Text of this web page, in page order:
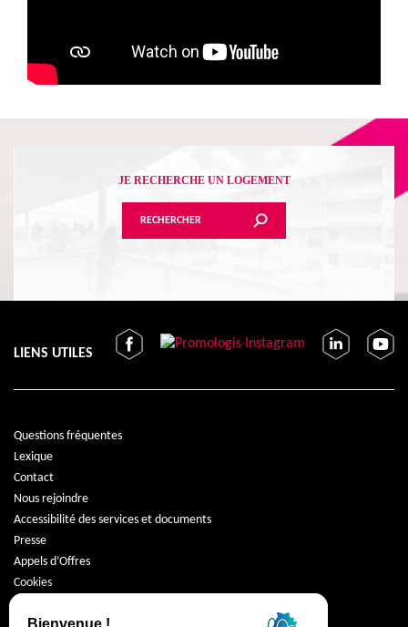
JE RECHERCHE UN LOGEMENT
RECHERCHER
LIENS UTILES
Questions fréquentes
Lexique
Contact
Nous rejoindre
Accessibilité des services et documents
Presse
Appels d’Offres
Cookies